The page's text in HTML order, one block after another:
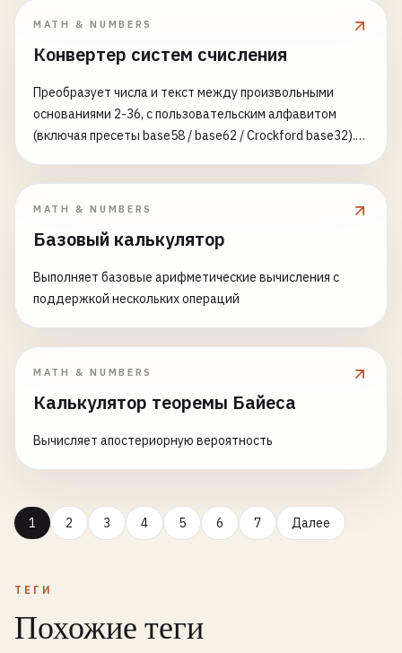
MATH & NUMBERS
Конвертер систем счисления
Преобразует числа и текст между произвольными
основаниями 2-36, с пользовательским алфавитом
(включая пресеты base58 / base62 / Crockford base32).
MATH & NUMBERS
Базовый калькулятор
Выполняет базовые арифметические вычисления с
поддержкой нескольких операций
MATH & NUMBERS
Калькулятор теоремы Байеса
Вычисляет апостериорную вероятность
1 2 3 4 5 6 7 Далее
ТЕГИ
Похожие теги